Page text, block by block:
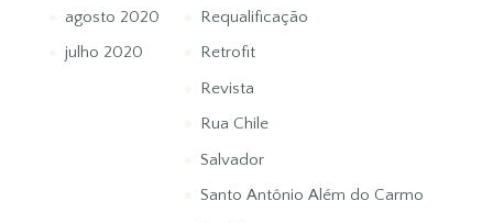
agosto 2020
julho 2020
Requalificação
Retrofit
Revista
Rua Chile
Salvador
Santo Antônio Além do Carmo